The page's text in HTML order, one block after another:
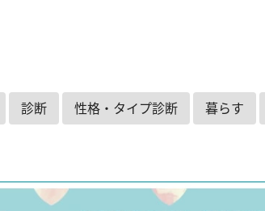
診断 性格・タイプ診断 暮らす